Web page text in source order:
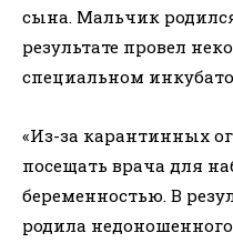
сына. Мальчик
результате провел
специальном
«Из-за карантинных
посещать врача для
беременностью. В
родила